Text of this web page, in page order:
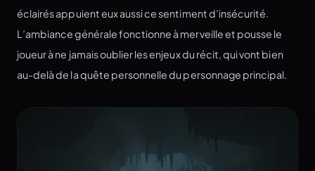
éclairés appuient eux aussi ce sentiment d’insécurité.
L’ambiance générale fonctionne à merveille et pousse le
joueur à ne jamais oublier les enjeux du récit, qui vont bien
au-delà de la quête personnelle du personnage principal.